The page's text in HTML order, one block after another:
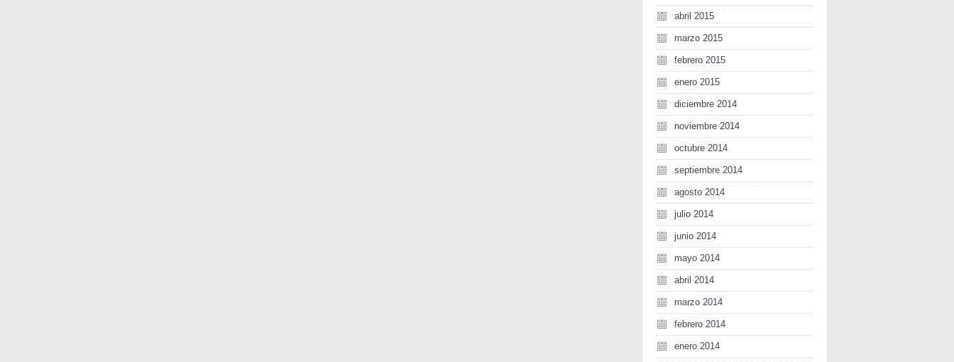
abril 2015
marzo 2015
febrero 2015
enero 2015
diciembre 2014
noviembre 2014
octubre 2014
septiembre 2014
agosto 2014
julio 2014
junio 2014
mayo 2014
abril 2014
marzo 2014
febrero 2014
enero 2014